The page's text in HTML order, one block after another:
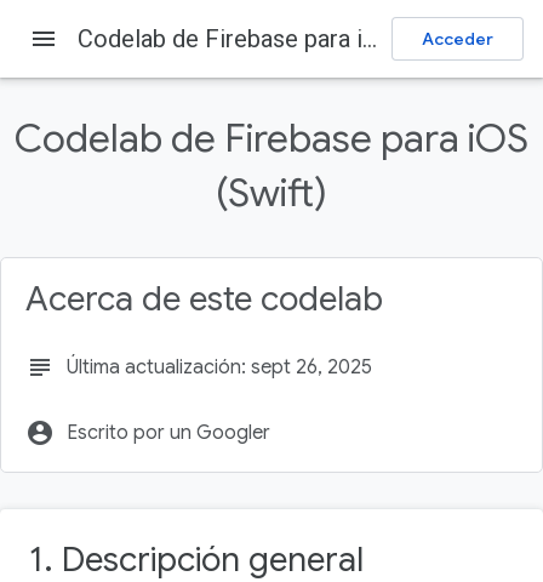
Firebase Firebase Codelabs
1. Descripción general
3. Compila la app de partida
4. Configura un proyecto de Firebase:
menu Codelab de Firebase para iOS (Swift) Acceder
Codelab de Firebase para iOS
(Swift)
Acerca de este codelab
subject Última actualización: sept 26, 2025
account_circle Escrito por un Googler
1. Descripción general